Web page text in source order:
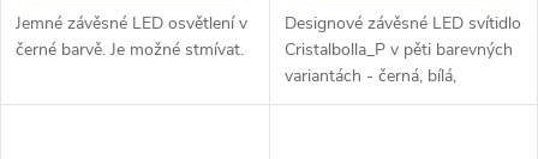
Jemné závěsné LED osvětlení v
černé barvě. Je možné stmívat.
Designové závěsné LED svítidlo
Cristalbolla_P v pěti barevných
variantách - černá, bílá,
broskvová, petrolejová a tmavě